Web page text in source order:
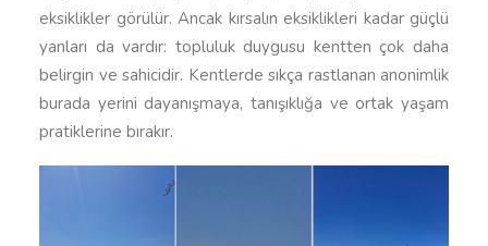
eksiklikler görülür. Ancak kırsalın eksiklikleri kadar güçlü
yanları da vardır: topluluk duygusu kentten çok daha
belirgin ve sahicidir. Kentlerde sıkça rastlanan anonimlik
burada yerini dayanışmaya, tanışıklığa ve ortak yaşam
pratiklerine bırakır.